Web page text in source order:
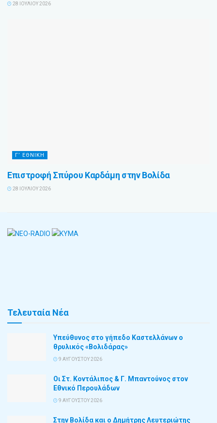
28 ΙΟΥΛΊΟΥ 2026
Γ’ ΕΘΝΙΚΉ
Επιστροφή Σπύρου Καρδάμη στην Βολίδα
28 ΙΟΥΛΊΟΥ 2026
Τελευταία Νέα
Υπεύθυνος στο γήπεδο Καστελλάνων ο
θρυλικός «Βολιδάρας»
9 ΑΥΓΟΎΣΤΟΥ 2026
Οι Στ. Κοντάλιπος & Γ. Μπαντούνος στον
Εθνικό Περουλάδων
9 ΑΥΓΟΎΣΤΟΥ 2026
Στην Βολίδα και ο Δημήτρης Λευτεριώτης